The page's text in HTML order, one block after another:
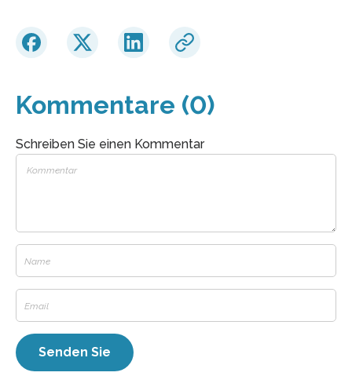
Kommentare (0)
Schreiben Sie einen Kommentar